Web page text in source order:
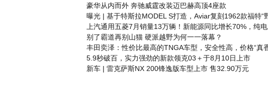
豪华从内而外 奔驰威霆改装迈巴赫高顶4座款
曝光 | 基于特斯拉MODEL S打造，Aviar复刻1962款福特“
上汽通用五菱7月销量13万辆！新能源同比增长70%，纯
别了霸道再别山猫 硬派越野为何一一落幕？
丰田奕泽：性价比最高的TNGA车型，安全性高，价格“真
5.9秒破百，实力强劲的新款领克03＋于8月10日上市
新车 | 雷克萨斯NX 200锋逸版车型上市 售32.90万元